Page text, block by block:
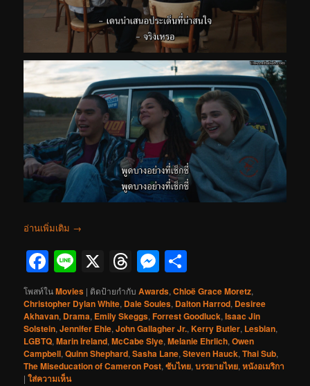
อ่านเพิ่มเติม →
Facebook
Line
X Threads
Messenger
โพสท์ในMovies | ติดป้ายกำกับ Awards,Chloë Grace Moretz,
Christopher Dylan White, Dale Soules, Dalton Harrod, Desiree
Akhavan, Drama, Emily Skeggs,Forrest Goodluck,Isaac Jin
Solstein,Jennifer Ehle,John Gallagher Jr.,Kerry Butler, Lesbian,
LGBTQ,Marin Ireland,McCabe Slye,Melanie Ehrlich,Owen
Campbell,Quinn Shephard,Sasha Lane,Steven Hauck,Thai Sub,
The Miseducation of Cameron Post,ซับไทย,บรรยายไทย,หนังอเมริกา
|ใส่ความเห็น